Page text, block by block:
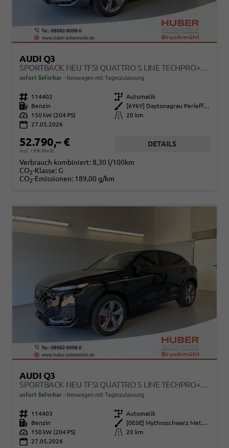
AUDI Q3
SPORTBACK NEU TFSI QUATTRO S LINE TECHPRO+MATRIX+AHK+ALU19+KLIMAPLUS+EXTSCHWARZ+DCC
sofort lieferbar Neuwagen mit Tageszulassung
Fahrzeugnr. 114402 Getriebe Automatik
Kraftstoff
Benzin Außenfarbe
[6Y6Y] Daytonagrau Perleffekt
Leistung
150 kW (204 PS) Kilometerstand
20 km
27.05.2026
52.790,– €
incl. 19% MwSt.
DETAILS
Verbrauch kombiniert: 8,30 l/100km
CO2-Klasse: G
CO2-Emissionen: 189,00 g/km
AUDI Q3
SPORTBACK NEU TFSI QUATTRO S LINE TECHPRO+MATRIX+AHK+ALU19+KLIMAPLUS+EXTSCHWARZ+DCC
sofort lieferbar Neuwagen mit Tageszulassung
Fahrzeugnr. 114403 Getriebe Automatik
Kraftstoff
Benzin Außenfarbe
[0E0E] Mythosschwarz Metallic
Leistung
150 kW (204 PS) Kilometerstand
20 km
27.05.2026